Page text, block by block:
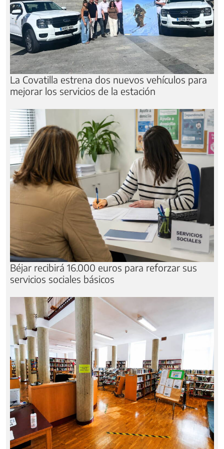
La Covatilla estrena dos nuevos vehículos para
mejorar los servicios de la estación
Béjar recibirá 16.000 euros para reforzar sus
servicios sociales básicos